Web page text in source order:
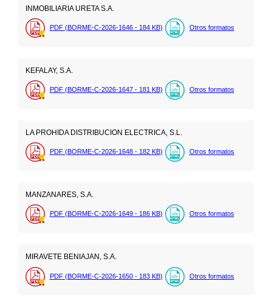
INMOBILIARIA URETA S.A.
PDF (BORME-C-2026-1646 - 184 KB) Otros formatos
KEFALAY, S.A.
PDF (BORME-C-2026-1647 - 181 KB) Otros formatos
LA PROHIDA DISTRIBUCION ELECTRICA, S.L.
PDF (BORME-C-2026-1648 - 182 KB) Otros formatos
MANZANARES, S.A.
PDF (BORME-C-2026-1649 - 186 KB) Otros formatos
MIRAVETE BENIAJAN, S.A.
PDF (BORME-C-2026-1650 - 183 KB) Otros formatos